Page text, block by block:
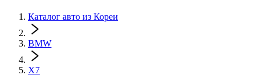
Каталог авто из Кореи
BMW
X7